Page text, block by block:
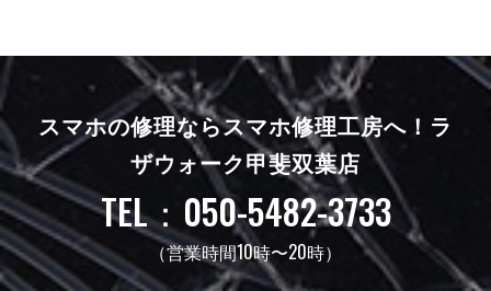
スマホの修理ならスマホ修理工房へ！ ラ
ザウォーク甲斐双葉店
TEL：050-5482-3733
（営業時間10時〜20時）